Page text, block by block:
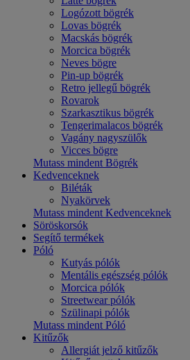
Logózott bögrék
Lovas bögrék
Macskás bögrék
Morcica bögrék
Neves bögre
Pin-up bögrék
Retro jellegű bögrék
Rovarok
Szarkasztikus bögrék
Tengerimalacos bögrék
Vagány nagyszülők
Vicces bögre
Mutass mindent Bögrék
Kedvenceknek
Biléták
Nyakörvek
Mutass mindent Kedvenceknek
Söröskorsók
Segítő termékek
Póló
Kutyás pólók
Mentális egészség pólók
Morcica pólók
Streetwear pólók
Szülinapi pólók
Mutass mindent Póló
Kitűzők
Allergiát jelző kitűzők